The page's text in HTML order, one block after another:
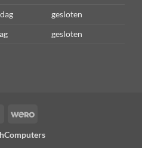
gesloten
gesloten
Cash
Delivery
Wero